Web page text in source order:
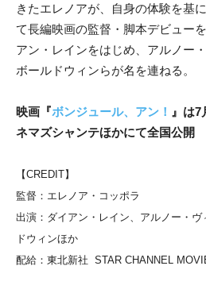
きたエレノアが、自身の体験を基
て長編映画の監督・脚本デビューを
アン・レインをはじめ、アルノー
ボールドウィンらが名を連ねる。
映画『ボンジュール、アン！ 』は
ネマズシャンテほかにて全国公開
【CREDIT】
監督：エレノア・コッポラ
出演：ダイアン・レイン、アルノー・
ドウィンほか
配給：東北新社 STAR CHANNEL